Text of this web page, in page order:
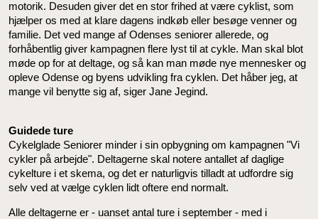
motorik. Desuden giver det en stor frihed at være cyklist, som
hjælper os med at klare dagens indkøb eller besøge venner og
familie. Det ved mange af Odenses seniorer allerede, og
forhåbentlig giver kampagnen flere lyst til at cykle. Man skal blot
møde op for at deltage, og så kan man møde nye mennesker og
opleve Odense og byens udvikling fra cyklen. Det håber jeg, at
mange vil benytte sig af, siger Jane Jegind.
Guidede ture
Cykelglade Seniorer minder i sin opbygning om kampagnen "Vi
cykler på arbejde". Deltagerne skal notere antallet af daglige
cykelture i et skema, og det er naturligvis tilladt at udfordre sig
selv ved at vælge cyklen lidt oftere end normalt.
Alle deltagerne er - uanset antal ture i september - med i